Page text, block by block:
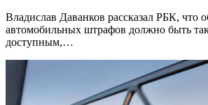
Владислав Даванков рассказал РБК, что
автомобильных штрафов должно быть
доступным,…